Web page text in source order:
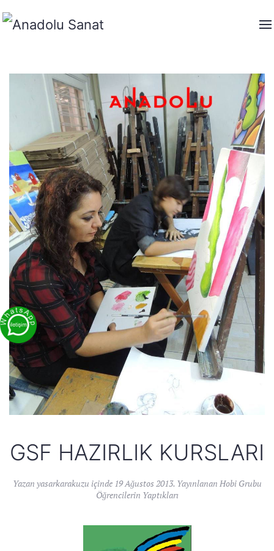
GSF HAZIRLIK KURSLARI
Yazan yasarkarakuzu içinde 19 Ağustos 2013. Yayınlanan Hobi Grubu
Öğrencilerin Yaptıkları